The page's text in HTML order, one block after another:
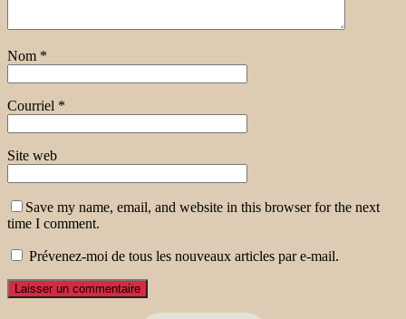
Nom *
Courriel *
Site web
Save my name, email, and website in this browser for the next
time I comment.
Prévenez-moi de tous les nouveaux articles par e-mail.